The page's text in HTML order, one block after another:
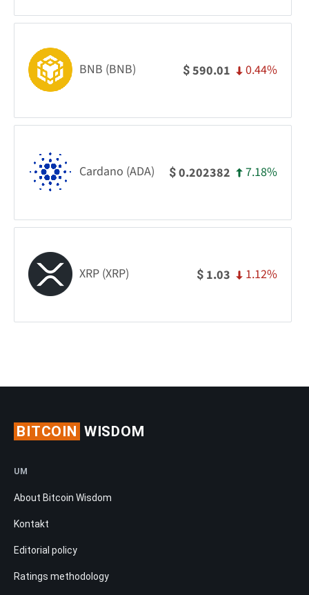
BNB (BNB) $590.01 0.44%
Cardano (ADA) $0.202382 7.18%
XRP (XRP) $ 1.03 1.12%
BITCOIN WISDOM
UM
About Bitcoin Wisdom
Kontakt
Editorial policy
Ratings methodology